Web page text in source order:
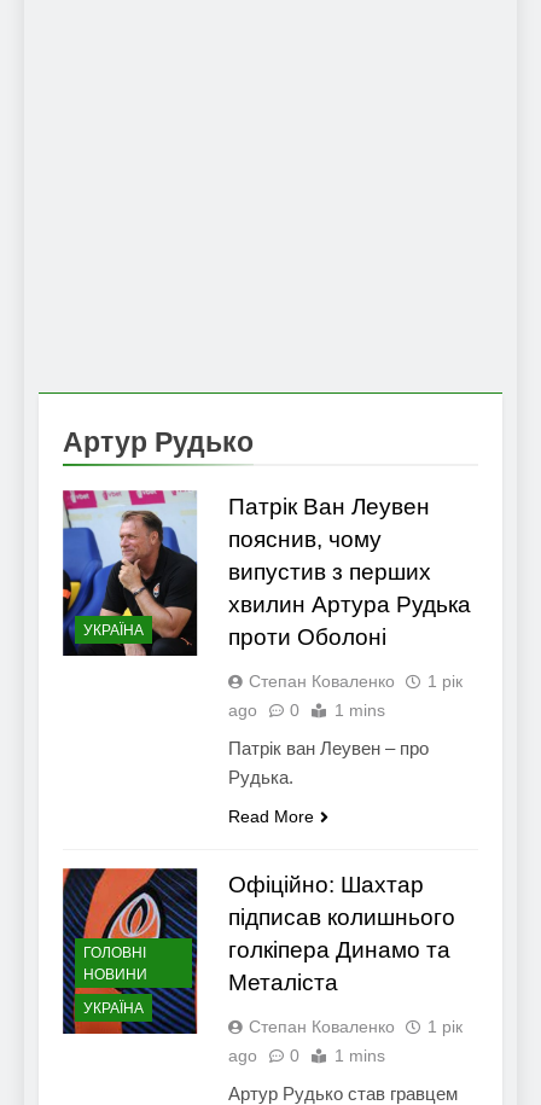
Артур Рудько
УКРАЇНА
Патрік Ван Леувен
пояснив, чому
випустив з перших
хвилин Артура Рудька
проти Оболоні
Степан Коваленко
1 рік
ago
0 1 mins
Патрік ван Леувен – про
Рудька.
Read More
ГОЛОВНІ
НОВИНИ
УКРАЇНА
Офіційно: Шахтар
підписав колишнього
голкіпера Динамо та
Металіста
Степан Коваленко
1 рік
ago
0 1 mins
Артур Рудько став гравцем